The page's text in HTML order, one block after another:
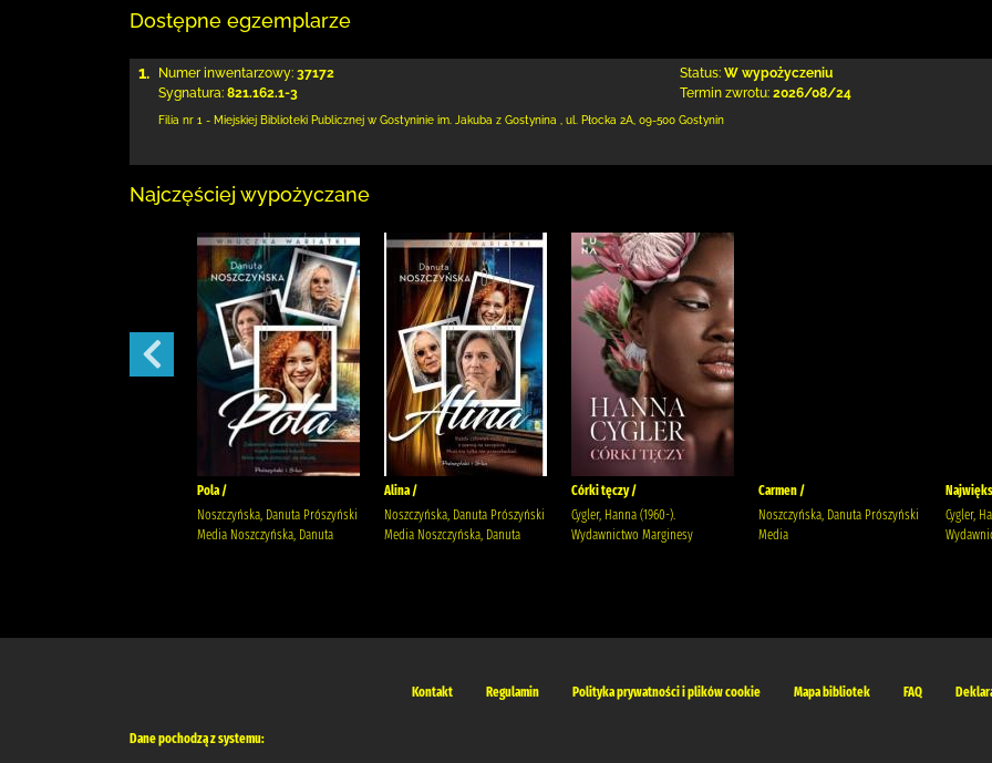
Dostępne egzemplarze
1. Numer inwentarzowy: 37172
Sygnatura: 821.162.1-3
Status: W wypożyczeniu
Termin zwrotu: 2026/08/24
Filia nr 1 - Miejskiej Biblioteki Publicznej w Gostyninie im. Jakuba z Gostynina ul. Płocka 2A 09-500 Gostynin
Najczęściej wypożyczane
Pola /
Noszczyńska, Danuta Prószyński
Media Noszczyńska, Danuta
Alina /
Noszczyńska, Danuta Prószyński
Media Noszczyńska, Danuta
Córki tęczy /
Cygler, Hanna (1960-).
Wydawnictwo Marginesy
Carmen /
Noszczyńska, Danuta Prószyński
Media
Cygler,
Kontakt Regulamin Polityka prywatności i plików cookie Mapa bibliotek FAQ
Dane pochodzą z systemu: